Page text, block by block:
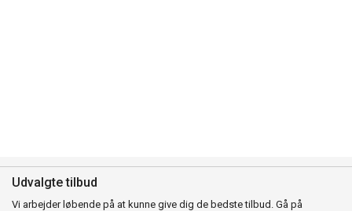
Udvalgte tilbud
Vi arbejder løbende på at kunne give dig de bedste tilbud. Gå på